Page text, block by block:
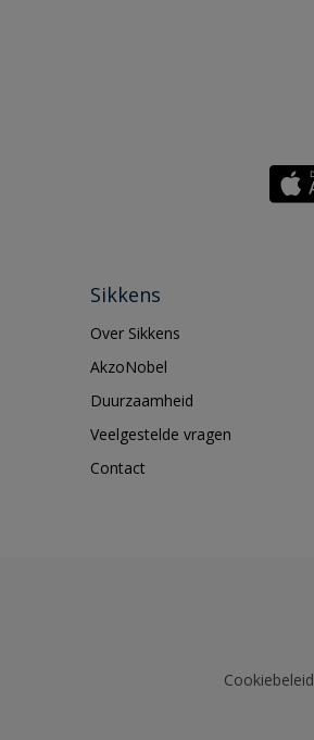
Sikkens
Over Sikkens
AkzoNobel
Duurzaamheid
Veelgestelde vragen
Contact
Cookiebeleid